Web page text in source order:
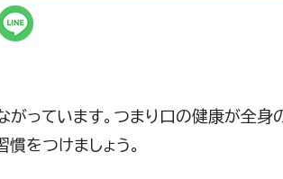
がっています。つまり口の健康が全身
をつけましょう。